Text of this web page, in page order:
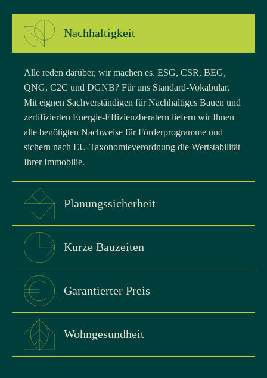
Nachhaltigkeit
Alle reden darüber, wir machen es. ESG, CSR, BEG,
QNG, C2C und DGNB? Für uns Standard-Vokabular.
Mit eignen Sachverständigen für Nachhaltiges Bauen und
zertifizierten Energie-Effizienzberatern liefern wir Ihnen
alle benötigten Nachweise für Förderprogramme und
sichern nach EU-Taxonomieverordnung die Wertstabilität
Ihrer Immobilie.
Planungssicherheit
Kurze Bauzeiten
Garantierter Preis
Wohngesundheit